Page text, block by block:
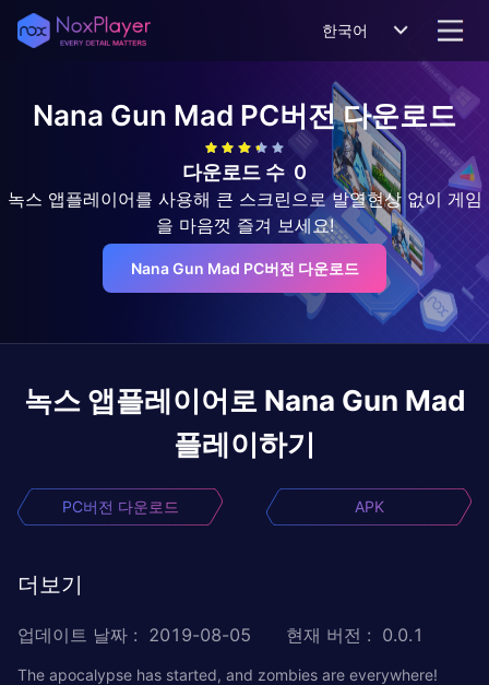
한국어
Nana Gun Mad PC버전 다운로드
다운로드 수 0
녹스 앱플레이어를 사용해 큰 스크린으로 발열현상 없이 게임
을 마음껏 즐겨 보세요!
Nana Gun Mad PC버전 다운로드
녹스 앱플레이어로 Nana Gun Mad
플레이하기
PC버전 다운로드 APK
더보기
업데이트 날짜 : 2019-08-05 현재 버전 : 0.0.1
The apocalypse has started, and zombies are everywhere!